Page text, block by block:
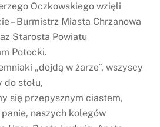
Oczkowskiego wzięli
– Burmistrz Miasta Chrzanowa
Starosta Powiatu
Potocki.
„dojdą w żarze”, wszyscy
stołu,
się przepysznym ciastem,
naszych kolegów